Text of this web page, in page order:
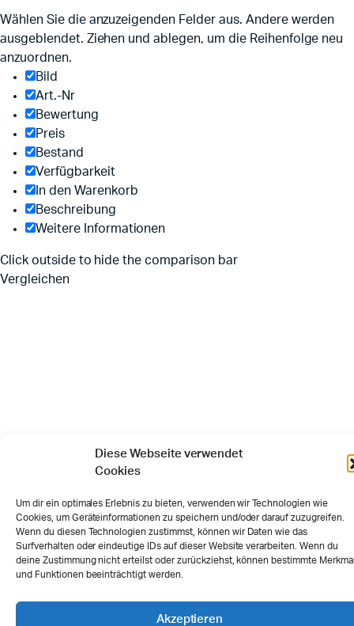
Diese Webseite verwendet
Cookies
Um dir ein optimales Erlebnis zu bieten, verwenden wir Technologien wie
Cookies, um Geräteinformationen zu speichern und/oder darauf zuzugreifen.
Wenn du diesen Technologien zustimmst, können wir Daten wie das
Surfverhalten oder eindeutige IDs auf dieser Website verarbeiten. Wenn du
deine Zustimmung nicht erteilst oder zurückziehst, können bestimmte
und Funktionen beeinträchtigt werden.
Akzeptieren
Wählen Sie die anzuzeigenden Felder aus. Andere werden
ausgeblendet. Ziehen und ablegen, um die Reihenfolge neu
anzuordnen.
Bild
Art.-Nr
Bewertung
Preis
Bestand
Verfügbarkeit
In den Warenkorb
Beschreibung
Weitere Informationen
Click outside to hide the comparison bar
Vergleichen